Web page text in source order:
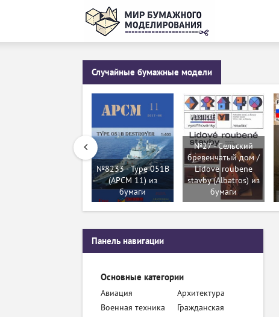
Случайные бумажные модели
№8233 - Type 051B
(APCM 11) из
бумаги
№27 - Сельский
бревенчатый дом /
Lidove roubene
stavby (Albatros) из
бумаги
Панель навигации
Основные категории
Авиация
Архитектура
Военная техника
Гражданская